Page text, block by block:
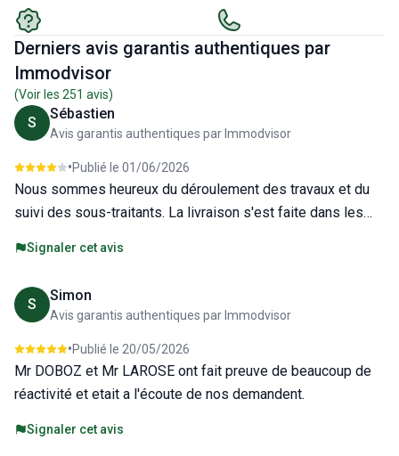
Derniers avis garantis authentiques par
Immodvisor
(Voir les 251 avis)
S
Sébastien
Avis garantis authentiques par Immodvisor
•Publié le 01/06/2026
Nous sommes heureux du déroulement des travaux et du
suivi des sous-traitants. La livraison s'est faite dans les
Signaler cet avis
S
Simon
Avis garantis authentiques par Immodvisor
•Publié le 20/05/2026
Mr DOBOZ et Mr LAROSE ont fait preuve de beaucoup de
réactivité et etait a l'écoute de nos demandent.
Signaler cet avis